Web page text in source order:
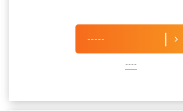
-----
----